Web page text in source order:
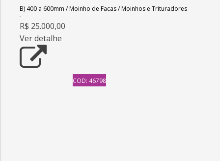
B) 400 a 600mm /Moinho de Facas/Moinhos e Trituradores
R$ 25.000,00
Ver detalhe
COD: 46798